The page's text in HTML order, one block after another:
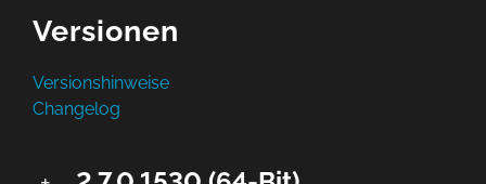
Versionen
Versionshinweise
Changelog